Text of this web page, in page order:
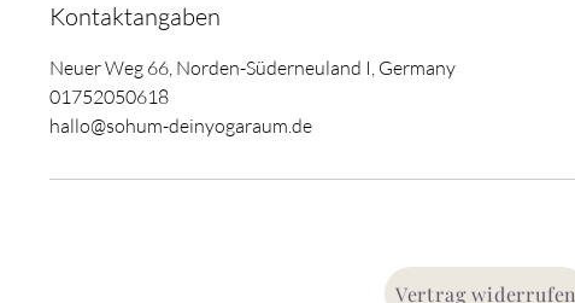
Kontaktangaben
Neuer Weg 66, Norden-Süderneuland I, Germany
01752050618
hallo@sohum-deinyogaraum.de
Vertrag widerrufen